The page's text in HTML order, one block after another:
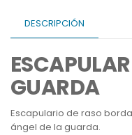
DESCRIPCIÓN
GUARDA
Escapulario de raso
ángel de la guarda.